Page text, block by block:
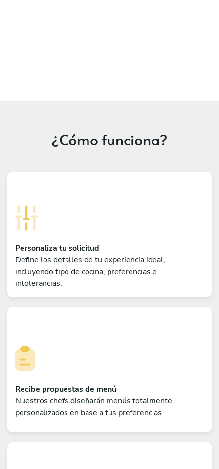
¿Cómo funciona?
Personaliza tu solicitud
Define los detalles de tu experiencia ideal,
incluyendo tipo de cocina, preferencias e
intolerancias.
Recibe propuestas de menú
Nuestros chefs diseñarán menús totalmente
personalizados en base a tus preferencias.